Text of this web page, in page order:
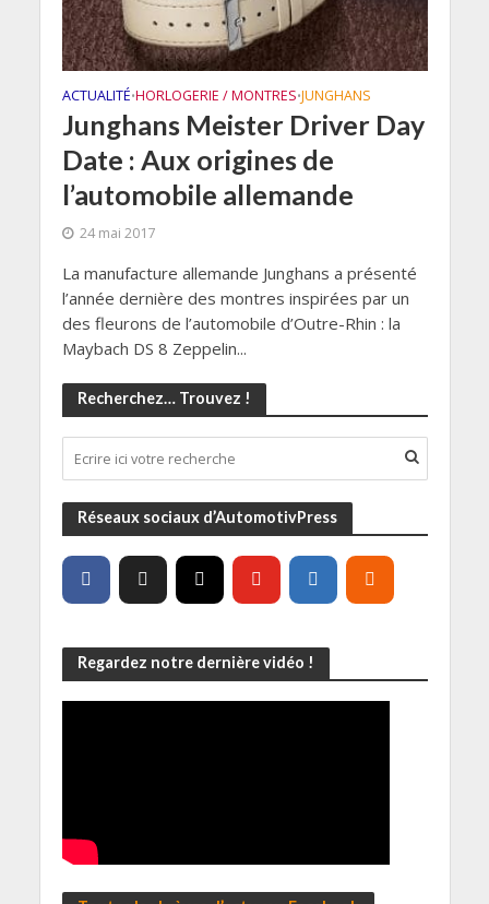
ACTUALITÉ•HORLOGERIE / MONTRES•JUNGHANS
Junghans Meister Driver Day
Date : Aux origines de
l’automobile allemande
24 mai 2017
La manufacture allemande Junghans a présenté
l’année dernière des montres inspirées par un
des fleurons de l’automobile d’Outre-Rhin : la
Maybach DS 8 Zeppelin...
Recherchez… Trouvez !
Réseaux sociaux d’AutomotivPress
Regardez notre dernière vidéo !